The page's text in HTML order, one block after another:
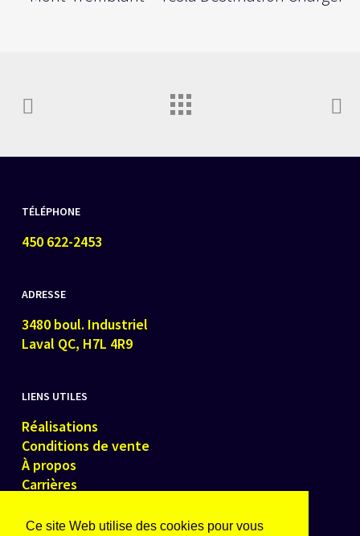
Ce site Web utilise des cookies pour vous
TÉLÉPHONE
450 622-2453
ADRESSE
3480 boul. Industriel
Laval QC, H7L 4R9
LIENS UTILES
Réalisations
Conditions de vente
À propos
Carrières